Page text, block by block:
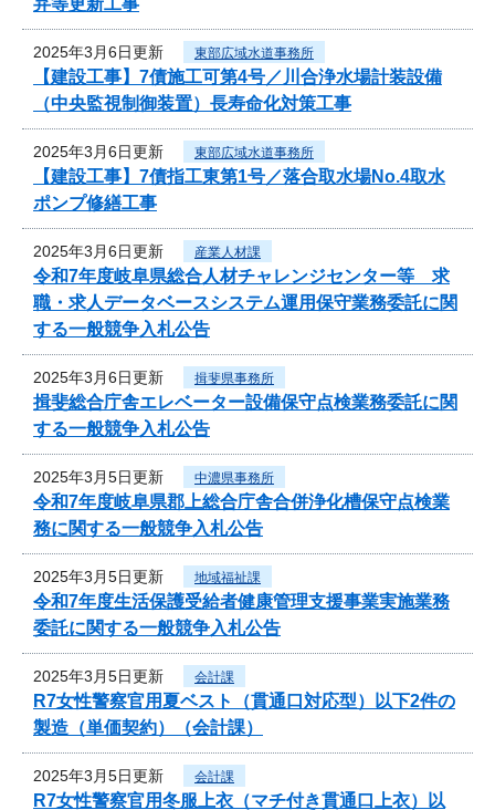
2025年3月6日更新 東部広域水道事務所
【建設工事】7債施工可第4号／川合浄水場計装設備
（中央監視制御装置）長寿命化対策工事
2025年3月6日更新 東部広域水道事務所
【建設工事】7債指工東第1号／落合取水場No.4取水
ポンプ修繕工事
2025年3月6日更新 産業人材課
令和7年度岐阜県総合人材チャレンジセンター等 求
職・求人データベースシステム運用保守業務委託に関
する一般競争入札公告
2025年3月6日更新 揖斐県事務所
揖斐総合庁舎エレベーター設備保守点検業務委託に関
する一般競争入札公告
2025年3月5日更新 中濃県事務所
令和7年度岐阜県郡上総合庁舎合併浄化槽保守点検業
務に関する一般競争入札公告
2025年3月5日更新 地域福祉課
令和7年度生活保護受給者健康管理支援事業実施業務
委託に関する一般競争入札公告
2025年3月5日更新 会計課
R7女性警察官用夏ベスト（貫通口対応型）以下2件の
製造（単価契約）（会計課）
2025年3月5日更新 会計課
R7女性警察官用冬服上衣（マチ付き貫通口上衣）以